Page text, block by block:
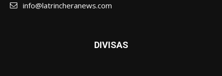
info@latrincheranews.com
DIVISAS